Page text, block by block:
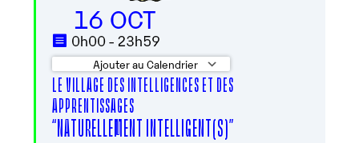
16 OCT
0h00 - 23h59
Ajouter au Calendrier
Télécharger ICS
LE VILLAGE DES INTELLIGENCES ET DES
APPRENTISSAGES
“NATURELLEMENT INTELLIGENT(S)”